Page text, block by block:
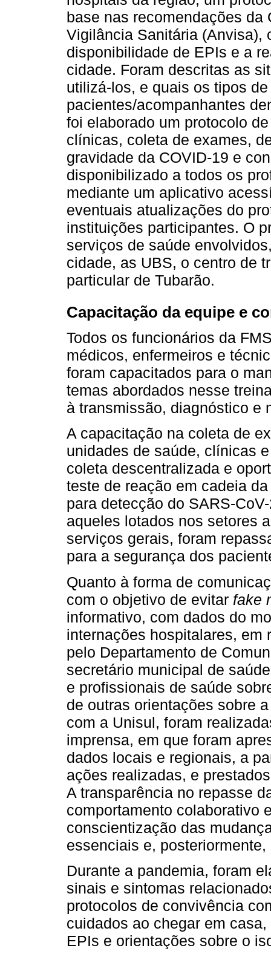
base nas recomendações da
Vigilância Sanitária (Anvisa),
disponibilidade de EPIs e a
cidade. Foram descritas as
utilizá-los, e quais os tipos
pacientes/acompanhantes
foi elaborado um protocolo
clínicas, coleta de exames,
gravidade da COVID-19 e
disponibilizado a todos os
mediante um aplicativo
eventuais atualizações do
instituições participantes. O
serviços de saúde
cidade, as UBS, o centro de
particular de Tubarão.
Capacitação da equipe e
Todos os funcionários da
médicos, enfermeiros e
foram capacitados para o
temas abordados nesse
à transmissão, diagnóstico e
A capacitação na coleta de
unidades de saúde, clínicas
coleta descentralizada e
teste de reação em cadeia
para detecção do SARS-
aqueles lotados nos setores
serviços gerais, foram
para a segurança dos
Quanto à forma de
com o objetivo de evitar fake
informativo, com dados do
internações hospitalares, em
pelo Departamento de
secretário municipal de
e profissionais de saúde
de outras orientações sobre
com a Unisul, foram
imprensa, em que foram
dados locais e regionais, a
ações realizadas, e
A transparência no repasse
comportamento colaborativo
conscientização das
essenciais e,
Durante a pandemia, foram
sinais e sintomas
protocolos de convivência
cuidados ao chegar em
EPIs e orientações sobre o